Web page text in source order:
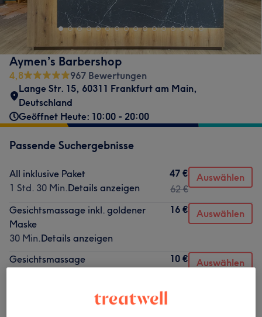
Aymen’s Barbershop
4,8
967 Bewertungen
Lange Str. 15, 60311 Frankfurt am Main,
Deutschland
Geöffnet Heute: 10:00 - 20:00
Passende Suchergebnisse
All inklusive Paket
1 Std. 30 Min.Details anzeigen
47 €
62 €
Auswählen
Gesichtsmassage inkl. goldener
Maske
30 Min.Details anzeigen
16 € Auswählen
Gesichtsmassage
10 € Auswählen
Nicht gefunden wonach du gesucht hast?